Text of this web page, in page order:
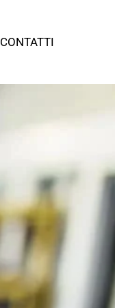
CONTATTI